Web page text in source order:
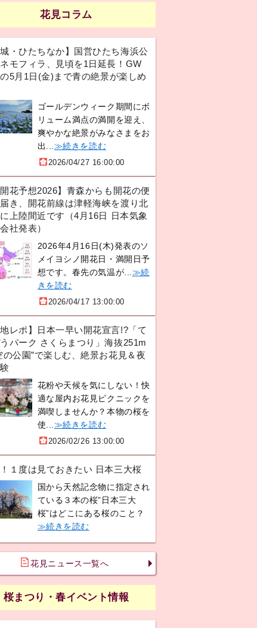
花見コラム
城・ひたちなか】国営ひたち海浜公
モフィラ、見頃を1日延長！GW
5月1日(金)まで青の絶景が楽しめ
ゴールデンウィーク期間にボ
リューム満点の満開を迎え、
爽やかな絶景がみなさまをお
出... ≫続きを読む
2026/04/27 16:00:00
開花予想2026】青森からも開花の便
き、開花前線は津軽海峡を渡り北
上陸間近です（4月16日 日本気象
社発表）
2026年4月16日(木)発表のソ
メイヨシノ開花日・満開日予
想です。春先の気温が... ≫続
きを読む
2026/04/17 13:00:00
地レポ】日本一早い開花宣言!?「て
パーク さくらまつり」海抜251m
の公園”で楽しむ、絶景お花見＆夜
花粉や天候を気にしない！快
適な屋内お花見ピクニックを
満喫しませんか？本物の桜を
使... ≫続きを読む
2026/02/26 13:00:00
１度は見ておきたい 日本三大桜
国から天然記念物に指定され
ている３本の桜”日本三大
桜”はどこにある桜のこと？
≫続きを読む
花見ニュース一覧へ
桜まつり・春イベント情報